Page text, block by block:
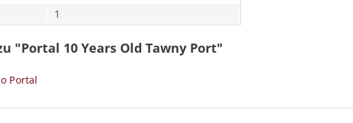
1
"Portal 10 Years Old Tawny Port"
Portal